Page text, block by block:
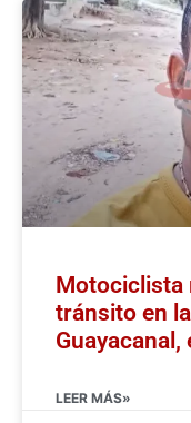
Motociclista
tránsito en
Guayacanal,
LEER MÁS»